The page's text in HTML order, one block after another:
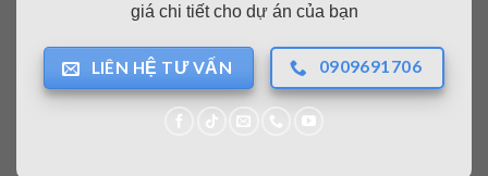
giá chi tiết cho dự án của bạn
LIÊN HỆ TƯ VẤN 0909691706